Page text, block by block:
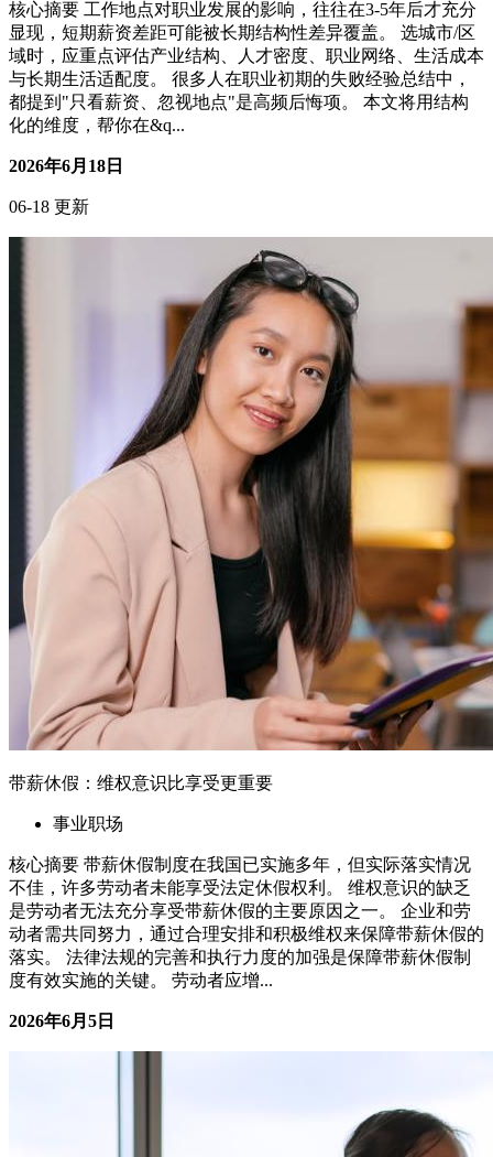
核心摘要 工作地点对职业发展的影响，往往在3-5年后才充分
显现，短期薪资差距可能被长期结构性差异覆盖。 选城市/区
域时，应重点评估产业结构、人才密度、职业网络、生活成本
与长期生活适配度。 很多人在职业初期的失败经验总结中，
都提到"只看薪资、忽视地点"是高频后悔项。 本文将用结构
化的维度，帮你在&q...
2026年6月18日
06-18 更新
带薪休假：维权意识比享受更重要
事业职场
核心摘要 带薪休假制度在我国已实施多年，但实际落实情况
不佳，许多劳动者未能享受法定休假权利。 维权意识的缺乏
是劳动者无法充分享受带薪休假的主要原因之一。 企业和劳
动者需共同努力，通过合理安排和积极维权来保障带薪休假的
落实。 法律法规的完善和执行力度的加强是保障带薪休假制
度有效实施的关键。 劳动者应增...
2026年6月5日